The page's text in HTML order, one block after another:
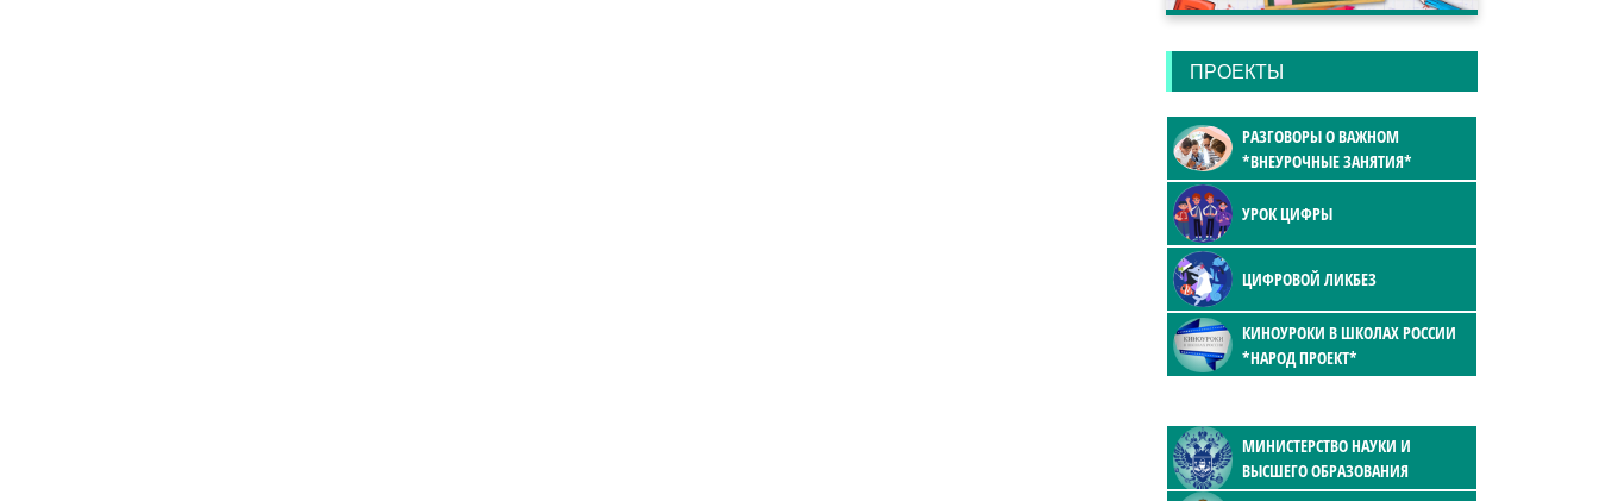
ПРОЕКТЫ
РАЗГОВОРЫ О ВАЖНОМ
*ВНЕУРОЧНЫЕ ЗАНЯТИЯ*
УРОК ЦИФРЫ
ЦИФРОВОЙ ЛИКБЕЗ
КИНОУРОКИ В ШКОЛАХ РОССИИ
*НАРОД ПРОЕКТ*
МИНИСТЕРСТВО НАУКИ И
ВЫСШЕГО ОБРАЗОВАНИЯ